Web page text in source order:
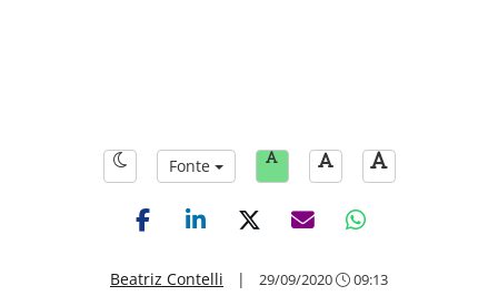
Fonte
Beatriz Contelli | 29/09/2020 09:13